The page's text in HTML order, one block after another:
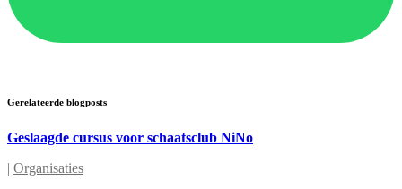
Gerelateerde blogposts
Geslaagde cursus voor schaatsclub NiNo
| Organisaties